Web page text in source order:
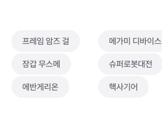
프레임 암즈 걸
장갑 무스메
에반게리온
메가미 디바이스
슈퍼로봇대전
핵사기어